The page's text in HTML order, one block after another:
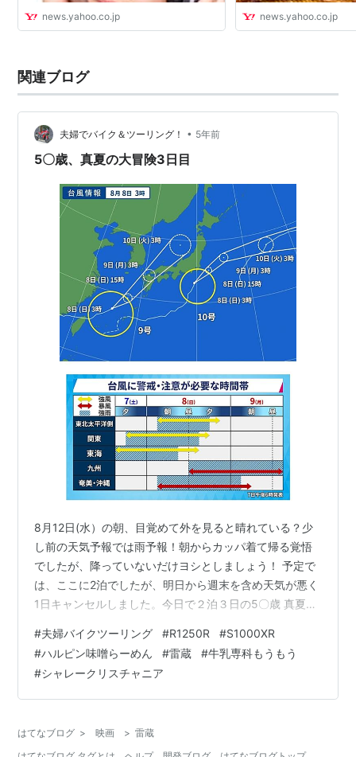
news.yahoo.co.jp news.yahoo.co.jp
関連ブログ
夫婦でバイク＆ツーリング！ • 5年前
5〇歳、真夏の大冒険3日目
8月12日(水）の朝、目覚めて外を見ると晴れている？少
し前の天気予報では雨予報！朝からカッパ着て帰る覚悟
でしたが、降っていないだけヨシとしましょう！ 予定で
は、ここに2泊でしたが、明日から週末を含め天気が悪く
1日キャンセルしました。今日で２泊３日の5〇歳 真夏の
AM10%、PM50%、愛知県はアカン！もう朝から雨が降
っている模様(>_<) 朝食です。 私はパンを半分にカット
しハムとスクランブルエッグ、サラダを挟みます💕美味
しゅうございました。 お世話になりました。また、お邪
出すと寒い{{…
#夫婦バイクツーリング #R1250R #S1000XR
#ハルピン味噌らーめん #雷蔵 #牛乳専科もうもう
#シャレークリスチャニア
はてなブログ > 映画 > 雷蔵